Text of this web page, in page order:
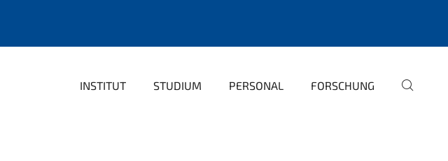
INSTITUT STUDIUM PERSONAL FORSCHUNG